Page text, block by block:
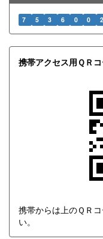
7 5 3 6 0 0 2
携帯アクセス用ＱＲ
携帯からは上のＱＲ
い。